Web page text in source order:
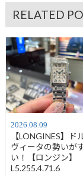
RELATED
2026.08.09
【LONGINES】ド
ヴィータの勢いが
い！【ロンジン】
L5.255.4.71.6